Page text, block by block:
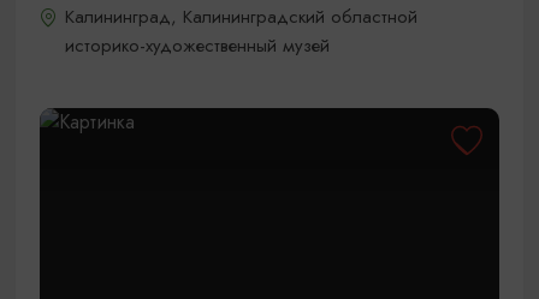
Калининград, Калининградский областной
историко-художественный музей